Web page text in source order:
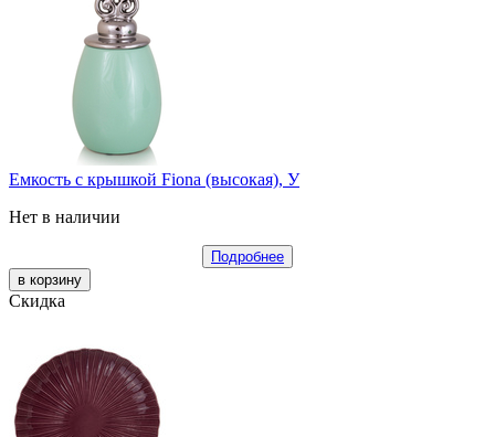
Емкость с крышкой Fiona (высокая), У
Нет в наличии
Подробнее
Скидка